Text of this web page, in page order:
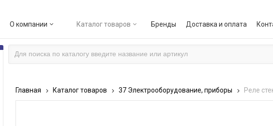
О компании Каталог товаров Бренды Доставка и оплата
Главная Каталог товаров 37 Электрооборудование, приборы Реле